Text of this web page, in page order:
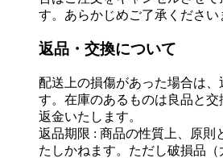
す。あらかじめご了承ください
返品・交換について
配送上の損傷があった場合は、
す。在庫のあるものは良品と
返金いたします。
返品期限 : 商品の性質上、原則
たしかねます。ただし破損品